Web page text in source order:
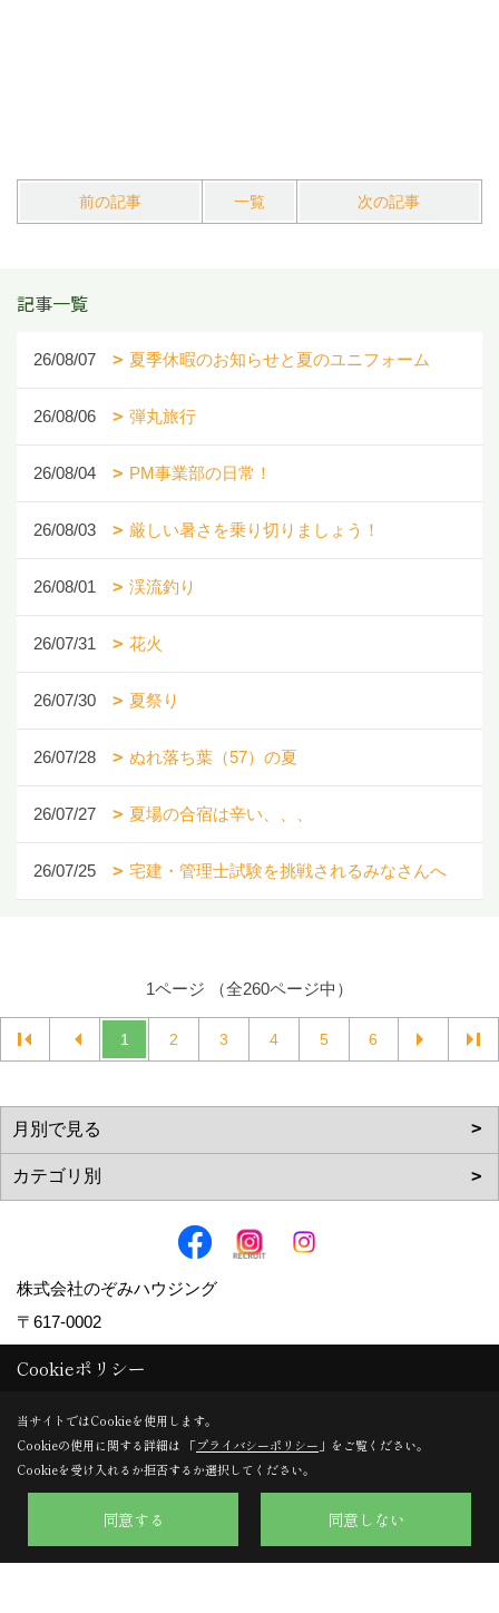
前の記事 一覧 次の記事
記事一覧
26/08/07 夏季休暇のお知らせと夏のユニフォーム
26/08/06 弾丸旅行
26/08/04 PM事業部の日常！
26/08/03 厳しい暑さを乗り切りましょう！
26/08/01 渓流釣り
26/07/31 花火
26/07/30 夏祭り
26/07/28 ぬれ落ち葉（57）の夏
26/07/27 夏場の合宿は辛い、、、
26/07/25 宅建・管理士試験を挑戦されるみなさんへ
1ページ （全260ページ中）
1 2 3 4 5 6
株式会社のぞみハウジング
〒617-0002
FAX：075-924-0770
＜営業時間＞9:30～18:00
＜定休日＞日曜日・水曜日
Cookieポリシー
当サイトではCookieを使用します。
Cookieの使用に関する詳細は 「プライバシーポリシー 」をご覧ください。
Cookieを受け入れるか拒否するか選択してください。
同意する 同意しない